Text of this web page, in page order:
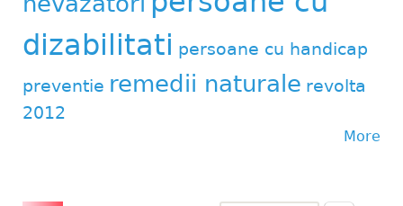
dizabilitati persoane cu handicap
preventie remedii naturale revolta
2012
More